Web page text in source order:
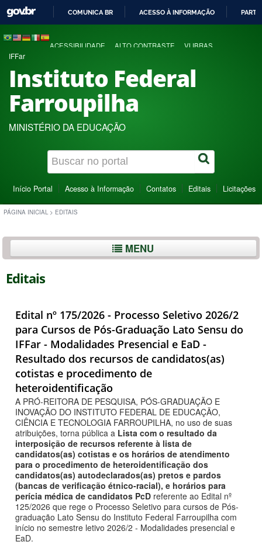
COMUNICA BR ACESSO À INFORMAÇÃO
ACESSIBILIDADE ALTO CONTRASTE VLIBRAS
IFFar
Instituto Federal
Farroupilha
MINISTÉRIO DA EDUCAÇÃO
Início Portal Acesso à Informação Contatos Editais Licitações
PÁGINA INICIAL > EDITAIS
MENU
Editais
Edital nº 175/2026 - Processo Seletivo 2026/2
para Cursos de Pós-Graduação Lato Sensu do
IFFar - Modalidades Presencial e EaD -
Resultado dos recursos de candidatos(as)
cotistas e procedimento de
heteroidentificação
A PRÓ-REITORA DE PESQUISA, PÓS-GRADUAÇÃO E
INOVAÇÃO DO INSTITUTO FEDERAL DE EDUCAÇÃO,
CIÊNCIA E TECNOLOGIA FARROUPILHA, no uso de suas
atribuições, torna pública a Lista com o resultado da
interposição de recursos referente à lista de
candidatos(as) cotistas e os horários de atendimento
para o procedimento de heteroidentificação dos
candidatos(as) autodeclarados(as) pretos e pardos
(bancas de verificação étnico-racial), e horários para
perícia médica de candidatos PcD referente ao Edital nº
125/2026 que rege o Processo Seletivo para cursos de Pós-
graduação Lato Sensu do Instituto Federal Farroupilha com
início no semestre letivo 2026/2 - Modalidades presencial e
EaD.